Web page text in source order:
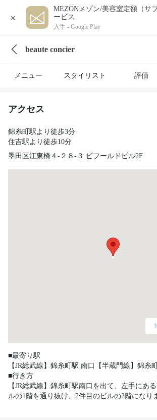
×
MEZONメゾン/美容室定額（サ
ービス
入手 - Google Play
beaute concier
メニュー スタイリスト 評価
アクセス
錦糸町駅より徒歩3分
住吉駅より徒歩10分
墨田区江東橋４-２８-３ ビフールドビル2F
■最寄り駅
【JR総武線】錦糸町駅 南口【半蔵門線】錦糸
■行き方
【JR総武線】錦糸町駅南口を出て、左手にあ
ルの1階を通り抜け、2件目のビルの2階になり